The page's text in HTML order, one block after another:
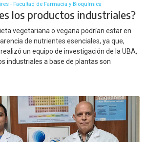
- Facultad de Farmacia y Bioquímica
los productos industriales?
vegetariana o vegana podrían estar en
de nutrientes esenciales, ya que,
un equipo de investigación de la UBA,
industriales a base de plantas son